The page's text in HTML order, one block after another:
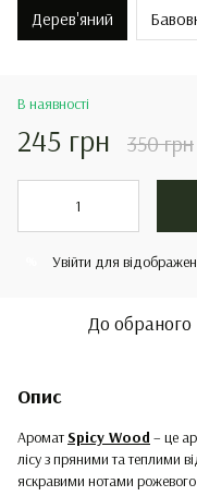
Дерев'яний
В наявності
245 грн 350 грн
Увійти для
До обраного
Опис
АроматSpicy Wood – це
лісу з пряними та теплими
яскравими нотами